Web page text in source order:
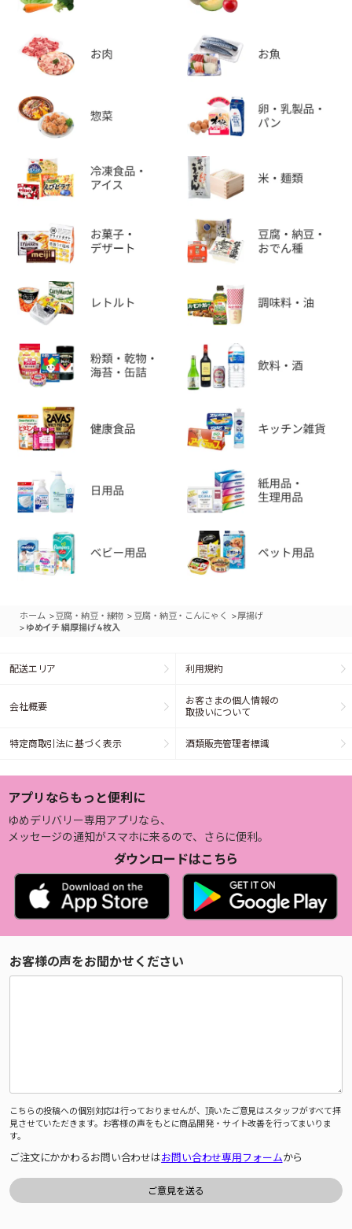
ホーム >豆腐・納豆・練物 > 豆腐・納豆・こんにゃく >厚揚げ
> ゆめイチ 絹厚揚げ 4枚入
配送エリア 利用規約
会社概要
お客さまの個人情報の
取扱いについて
特定商取引法に基づく表示 酒類販売管理者標識
アプリならもっと便利に
ゆめデリバリー専用アプリなら、
メッセージの通知がスマホに来るので、さらに便利。
ダウンロードはこちら
お客様の声をお聞かせください
こちらの投稿への個別対応は行っておりませんが、頂いたご意見はスタッフがすべて拝
見させていただきます。お客様の声をもとに商品開発・サイト改善を行ってまいりま
す。
ご注文にかかわるお問い合わせはお問い合わせ専用フォームから